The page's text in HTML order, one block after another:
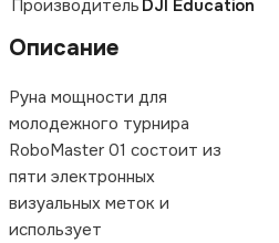
Производитель DJI Education
Описание
Руна мощности для
молодежного турнира
RoboMaster 01 состоит из
пяти электронных
визуальных меток и
использует